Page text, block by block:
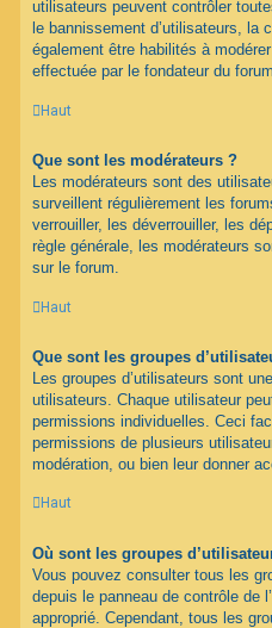
utilisateurs peuvent contrôler
le bannissement d’utilisateurs, la
également être habilités à
effectuée par le fondateur du
Haut
Que sont les modérateurs ?
Les modérateurs sont des
surveillent régulièrement les
verrouiller, les déverrouiller, les
règle générale, les modérateurs
sur le forum.
Haut
Que sont les groupes
Les groupes d’utilisateurs sont
utilisateurs. Chaque utilisateur
permissions individuelles. Ceci
permissions de plusieurs
modération, ou bien leur donner
Haut
Où sont les groupes
Vous pouvez consulter tous les
depuis le panneau de contrôle de
approprié. Cependant, tous les